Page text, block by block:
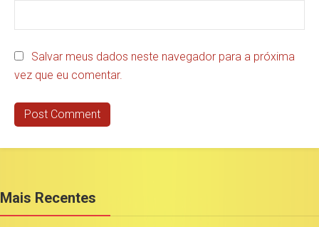
Salvar meus dados neste navegador para a próxima
vez que eu comentar.
Mais Recentes